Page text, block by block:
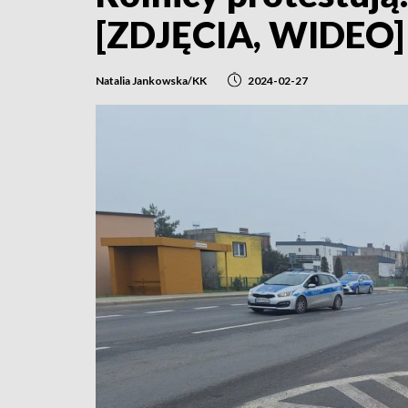
[ZDJĘCIA, WIDEO]
Natalia Jankowska/KK 2024-02-27